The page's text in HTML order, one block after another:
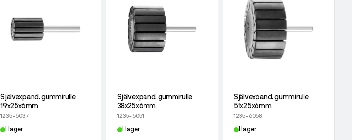
Självexpand. gummirulle
19x25x6mm
1235-6037
I lager
Självexpand. gummirulle
38x25x6mm
1235-6051
I lager
Självexpand. gummirulle
51x25x6mm
1235-6068
I lager